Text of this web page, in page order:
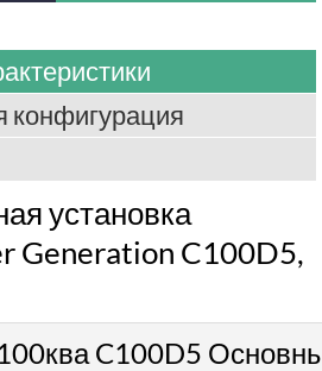
конфигурация
установка
Generation C100D5,
C100D5